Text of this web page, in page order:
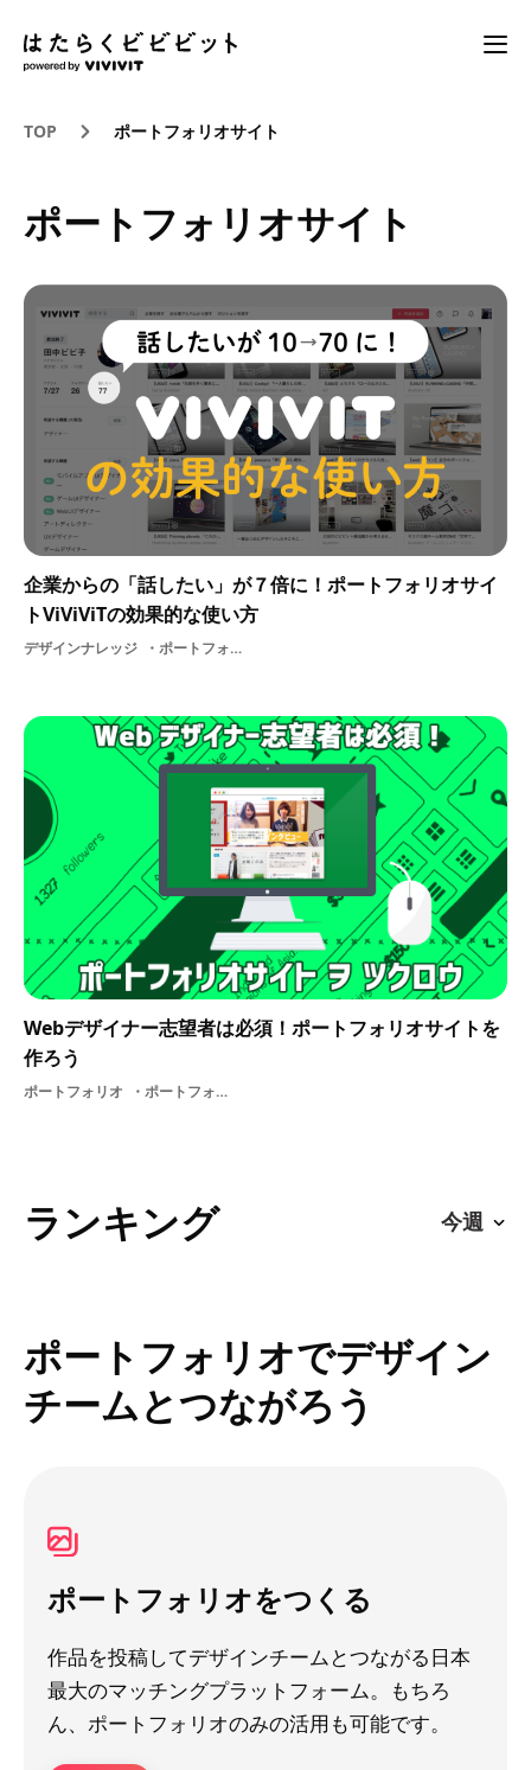
TOP ポートフォリオサイト
ポートフォリオサイト
企業からの「話したい」が７倍に！ポートフォリオサイ
トViViViTの効果的な使い方
デザインナレッジ ポートフォリオサイトViViViTの使い方デザイナー就活ヒント
Webデザイナー志望者は必須！ポートフォリオサイトを
作ろう
ポートフォリオ ポートフォリオサイト
ランキング
ポートフォリオでデザイン
チームとつながろう
ポートフォリオをつくる
作品を投稿してデザインチームとつながる日本
最大のマッチングプラットフォーム。もちろ
ん、ポートフォリオのみの活用も可能です。